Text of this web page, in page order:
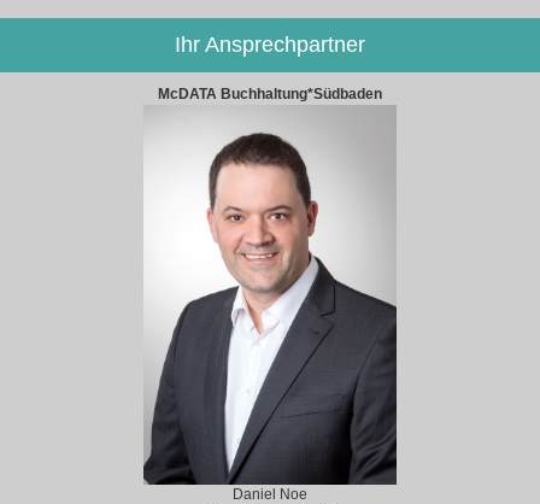
Ihr Ansprechpartner
McDATA Buchhaltung*Südbaden
Daniel Noe